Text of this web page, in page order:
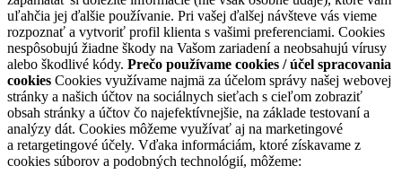
uľahčia jej ďalšie používanie. Pri vašej ďalšej návšteve vás vieme
rozpoznať a vytvoriť profil klienta s vašimi preferenciami. Cookies
nespôsobujú žiadne škody na Vašom zariadení a neobsahujú vírusy
alebo škodlivé kódy. Prečo používame cookies / účel spracovania
cookies Cookies využívame najmä za účelom správy našej webovej
stránky a našich účtov na sociálnych sieťach s cieľom zobraziť
obsah stránky a účtov čo najefektívnejšie, na základe testovaní a
analýzy dát. Cookies môžeme využívať aj na marketingové
a retargetingové účely. Vďaka informáciám, ktoré získavame z
cookies súborov a podobných technológií, môžeme: